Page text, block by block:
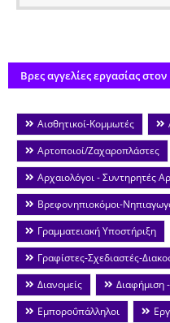
Βρες αγγελίες εργασίας
Αισθητικοί-Κομμωτές
Αρτοποιοί/Ζαχαροπλάστες
Αρχαιολόγοι - Συντηρητές
Βρεφονηπιοκόμοι-
Γραμματειακή Υποστήριξη
Γραφίστες-Σχεδιαστές-
Διανομείς
Διαφήμιση
Εμποροΰπάλληλοι